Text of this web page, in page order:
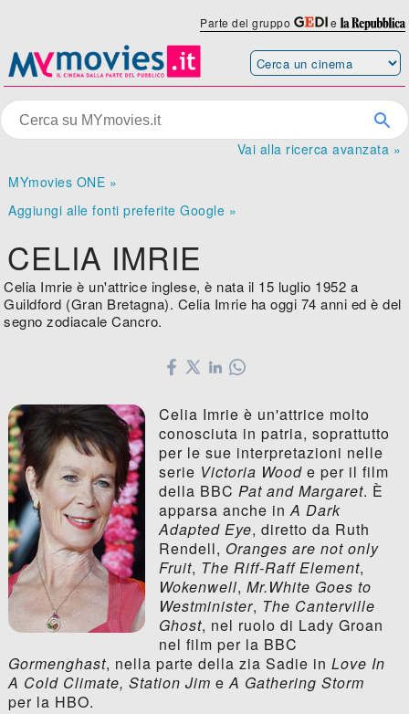
Parte del gruppo e
Vai alla ricerca avanzata »
MYmovies ONE »
Aggiungi alle fonti preferite Google »
CELIA IMRIE
Celia Imrie è un'attrice inglese, è nata il 15 luglio 1952 a
Guildford (Gran Bretagna). Celia Imrie ha oggi 74 anni ed è del
segno zodiacale Cancro.
Celia Imrie è un'attrice molto
conosciuta in patria, soprattutto
per le sue interpretazioni nelle
serie Victoria Woode per il film
della BBC Pat and Margaret. È
apparsa anche inA Dark
Adapted Eye, diretto da Ruth
Rendell, Oranges are not only
Fruit, The Riff-Raff Element,
Wokenwell, Mr.White Goes to
Westminister, The Canterville
Ghost, nel ruolo di Lady Groan
nel film per la BBC
Gormenghast, nella parte della zia Sadie in Love In
A Cold Climate, Station Jim eA Gathering Storm
per la HBO.